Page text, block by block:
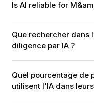
Is AI reliable for
Que rechercher dans
diligence par IA ?
Quel pourcentage de
utilisent l'IA dans